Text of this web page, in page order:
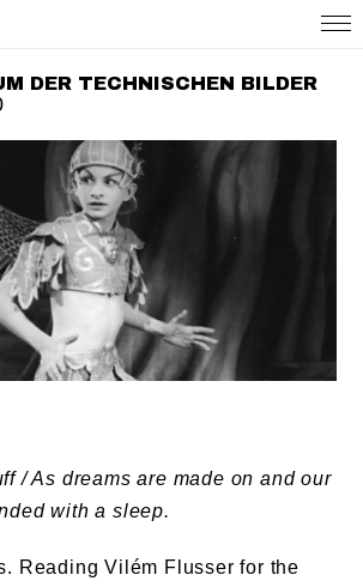
DER TECHNISCHEN BILDER
/ As dreams are made on and our
with a sleep.
Reading Vilém Flusser for the